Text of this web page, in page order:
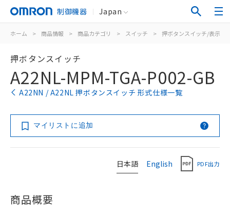
制御機器 Japan
ホーム > 商品情報 > 商品カテゴリ > スイッチ > 押ボタンスイッチ/表示灯
押ボタンスイッチ
A22NL-MPM-TGA-P002-GB
A22NN / A22NL 押ボタンスイッチ 形式仕様一覧
マイリストに追加
日本語 English PDF出力
商品概要